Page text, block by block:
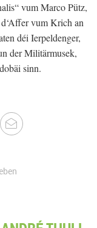
vum Marco Pütz,
vum Krich an
déi Ierpeldenger,
der Militärmusek,
sinn.